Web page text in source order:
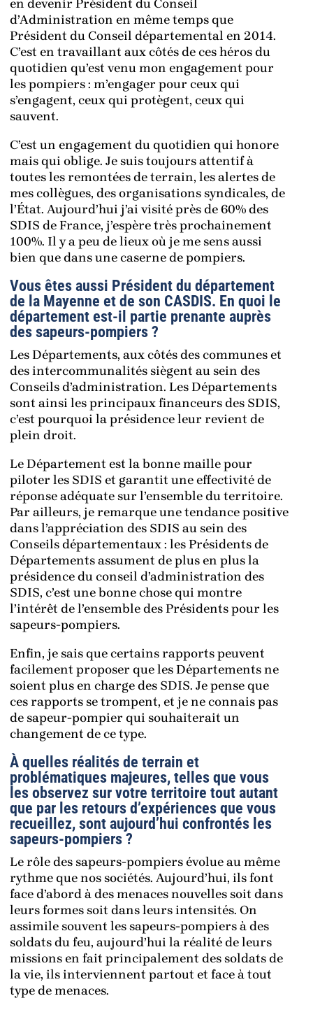
en devenir Président du Conseil
d’Administration en même temps que
Président du Conseil départemental en 2014.
C’est en travaillant aux côtés de ces héros du
quotidien qu’est venu mon engagement pour
les pompiers : m’engager pour ceux qui
s’engagent, ceux qui protègent, ceux qui
sauvent.
C’est un engagement du quotidien qui honore
mais qui oblige. Je suis toujours attentif à
toutes les remontées de terrain, les alertes de
mes collègues, des organisations syndicales, de
l’État. Aujourd’hui j’ai visité près de 60% des
SDIS de France, j’espère très prochainement
100%. Il y a peu de lieux où je me sens aussi
bien que dans une caserne de pompiers.
Vous êtes aussi Président du département
de la Mayenne et de son CASDIS. En quoi le
département est-il partie prenante auprès
des sapeurs-pompiers ?
Les Départements, aux côtés des communes et
des intercommunalités siègent au sein des
Conseils d’administration. Les Départements
sont ainsi les principaux financeurs des SDIS,
c’est pourquoi la présidence leur revient de
plein droit.
Le Département est la bonne maille pour
piloter les SDIS et garantit une effectivité de
réponse adéquate sur l’ensemble du territoire.
Par ailleurs, je remarque une tendance positive
dans l’appréciation des SDIS au sein des
Conseils départementaux : les Présidents de
Départements assument de plus en plus la
présidence du conseil d’administration des
SDIS, c’est une bonne chose qui montre
l’intérêt de l’ensemble des Présidents pour les
sapeurs-pompiers.
Enfin, je sais que certains rapports peuvent
facilement proposer que les Départements ne
soient plus en charge des SDIS. Je pense que
ces rapports se trompent, et je ne connais pas
de sapeur-pompier qui souhaiterait un
changement de ce type.
À quelles réalités de terrain et
problématiques majeures, telles que vous
les observez sur votre territoire tout autant
que par les retours d’expériences que vous
recueillez, sont aujourd’hui confrontés les
sapeurs-pompiers ?
Le rôle des sapeurs-pompiers évolue au même
rythme que nos sociétés. Aujourd’hui, ils font
face d’abord à des menaces nouvelles soit dans
leurs formes soit dans leurs intensités. On
assimile souvent les sapeurs-pompiers à des
soldats du feu, aujourd’hui la réalité de leurs
missions en fait principalement des soldats de
la vie, ils interviennent partout et face à tout
type de menaces.